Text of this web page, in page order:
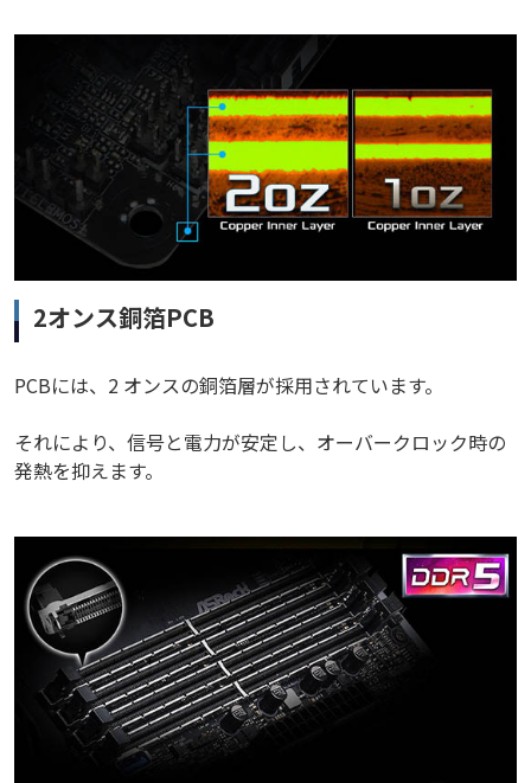
2オンス銅箔PCB
PCBには、2 オンスの銅箔層が採用されています。
それにより、信号と電力が安定し、オーバークロック時の
発熱を抑えます。